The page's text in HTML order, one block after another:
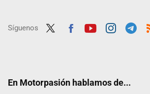
Síguenos
En Motorpasión hablamos de...